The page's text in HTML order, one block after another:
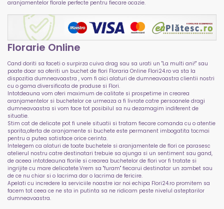
aranjamentelor florale perfecte pentru fiecare ocazie.
Florarie Online
Cand doriti sa faceti o surpirza cuiva drag sau sa urati un "La multi ani!" sau
poate doar sa oferiti un buchet de flori Floraria Online Flori24.ro va sta la
dispozitia dumneavoastra , vom fi aici alaturi de dumneavoastra clientii nostri
cu o gama diversificata de produse si Flori.
Intotdeauna vom oferi maximum de calitate si prospetime in crearea
aranjamentelor si buchetelor ce urmeaza a fi livrate catre persoanele dragi
dumneavoastra si vom face tot posibilul sa nu dezamagim indiferent de
situatie.
Stim cat de delicate pot fi unele situatii si tratam fiecare comanda cu o atentie
sporita,oferta de aranjamente si buchete este permanent imbogatita tocmai
pentru a putea satisface orice cerinta.
Intelegem ca alaturi de toate buchetele si aranjamentele de flori ce parasesc
atelierul nostru catre destinatari trebuie sa ajunga si un sentiment sau gand,
de aceea intotdeauna florile si crearea buchetelor de flori vor fi tratate si
ingrijite cu mare delicatete.Vrem sa "furam" fiecarui destinatar un zambet sau
de ce nu chiar si o lacrima dar o lacrima de fericire.
Apelati cu incredere la serviciile noastre iar noi echipa Flori24.ro promitem sa
facem tot ceea ce ne sta in putinta sa ne ridicam peste nivelul asteptarilor
dumneavoastra.